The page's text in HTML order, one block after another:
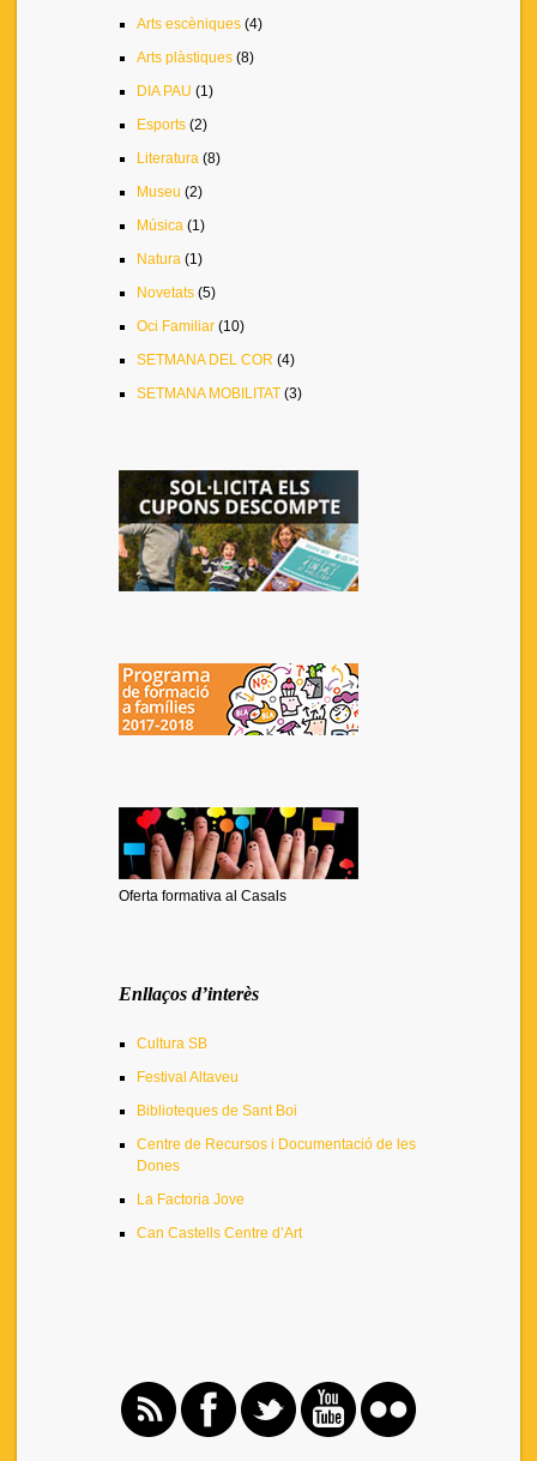
Arts escèniques (4)
Arts plàstiques (8)
DIA PAU (1)
Esports (2)
Literatura (8)
Museu (2)
Música (1)
Natura (1)
Novetats (5)
Oci Familiar (10)
SETMANA DEL COR (4)
SETMANA MOBILITAT (3)
Oferta formativa al Casals
Enllaços d’interès
Cultura SB
Festival Altaveu
Biblioteques de Sant Boi
Centre de Recursos i Documentació de les
Dones
La Factoria Jove
Can Castells Centre d’Art